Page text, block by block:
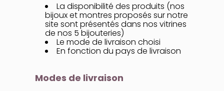
La disponibilité des produits (nos
bijoux et montres proposés sur notre
site sont présentés dans nos vitrines
de nos 5 bijouteries)
Le mode de livraison choisi
En fonction du pays de livraison
Modes de livraison